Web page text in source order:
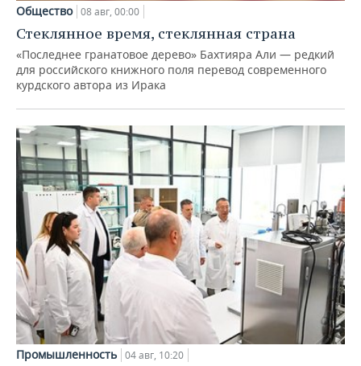
Общество 08 авг, 00:00
Стеклянное время, стеклянная страна
«Последнее гранатовое дерево» Бахтияра Али — редкий
для российского книжного поля перевод современного
курдского автора из Ирака
Промышленность 04 авг, 10:20